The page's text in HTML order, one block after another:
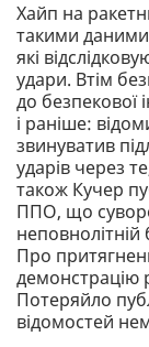
Хайп на
такими даними
які
удари. Втім
до безпекової
і раніше:
звинуватив
ударів через
також Кучер
ППО, що
Про
демонстрацію
Потеряйло
відомостей